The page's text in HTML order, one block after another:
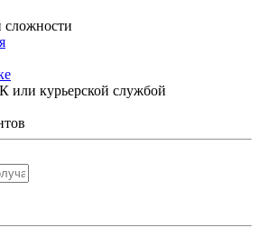
или курьерской службой